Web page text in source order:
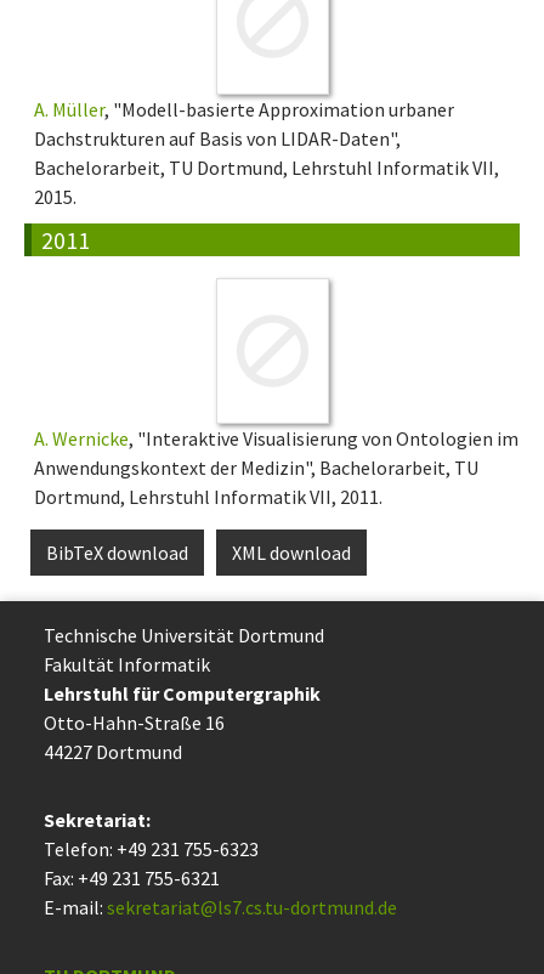
A. Müller, "Modell-basierte Approximation urbaner
Dachstrukturen auf Basis von LIDAR-Daten",
Bachelorarbeit, TU Dortmund, Lehrstuhl Informatik VII,
2015.
2011
A. Wernicke, "Interaktive Visualisierung von Ontologien im
Anwendungskontext der Medizin", Bachelorarbeit, TU
Dortmund, Lehrstuhl Informatik VII, 2011.
BibTeX download XML download
Technische Uni­ver­si­tät Dort­mund
Fakultät Informatik
Lehrstuhl für Computergraphik
Otto-Hahn-Straße 16
44227 Dort­mund
Sekretariat:
Telefon: +49 231 755-6323
Fax: +49 231 755-6321
E-mail: sekretariat@ls7.cs.tu-dortmund.de